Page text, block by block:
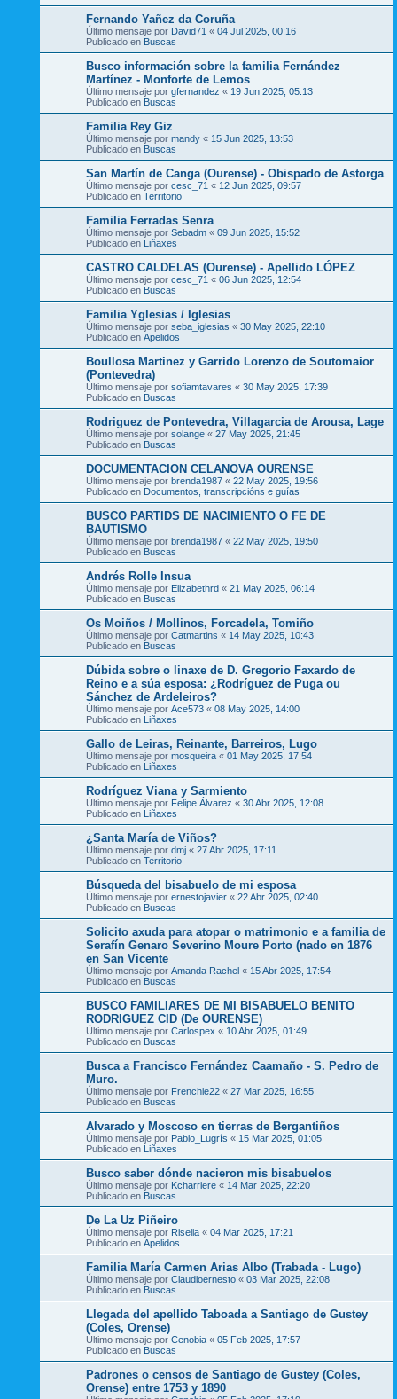
Fernando Yañez da Coruña
Último mensaje por David71 « 04 Jul 2025, 00:16
Publicado en Buscas
Busco información sobre la familia Fernández
Martínez - Monforte de Lemos
Último mensaje por gfernandez « 19 Jun 2025, 05:13
Publicado en Buscas
Familia Rey Giz
Último mensaje por mandy « 15 Jun 2025, 13:53
Publicado en Buscas
San Martín de Canga (Ourense) - Obispado de Astorga
Último mensaje por cesc_71 « 12 Jun 2025, 09:57
Publicado en Territorio
Familia Ferradas Senra
Último mensaje por Sebadm « 09 Jun 2025, 15:52
Publicado en Liñaxes
CASTRO CALDELAS (Ourense) - Apellido LÓPEZ
Último mensaje por cesc_71 « 06 Jun 2025, 12:54
Publicado en Buscas
Familia Yglesias / Iglesias
Último mensaje por seba_iglesias « 30 May 2025, 22:10
Publicado en Apelidos
Boullosa Martinez y Garrido Lorenzo de Soutomaior
(Pontevedra)
Último mensaje por sofiamtavares « 30 May 2025, 17:39
Publicado en Buscas
Rodriguez de Pontevedra, Villagarcia de Arousa, Lage
Último mensaje por solange « 27 May 2025, 21:45
Publicado en Buscas
DOCUMENTACION CELANOVA OURENSE
Último mensaje por brenda1987 « 22 May 2025, 19:56
Publicado en Documentos, transcripcións e guías
BUSCO PARTIDS DE NACIMIENTO O FE DE
BAUTISMO
Último mensaje por brenda1987 « 22 May 2025, 19:50
Publicado en Buscas
Andrés Rolle Insua
Último mensaje por Elizabethrd « 21 May 2025, 06:14
Publicado en Buscas
Os Moiños / Mollinos, Forcadela, Tomiño
Último mensaje por Catmartins « 14 May 2025, 10:43
Publicado en Buscas
Dúbida sobre o linaxe de D. Gregorio Faxardo de
Reino e a súa esposa: ¿Rodríguez de Puga ou
Sánchez de Ardeleiros?
Último mensaje por Ace573 « 08 May 2025, 14:00
Publicado en Liñaxes
Gallo de Leiras, Reinante, Barreiros, Lugo
Último mensaje por mosqueira « 01 May 2025, 17:54
Publicado en Liñaxes
Rodríguez Viana y Sarmiento
Último mensaje por Felipe Álvarez « 30 Abr 2025, 12:08
Publicado en Liñaxes
¿Santa María de Viños?
Último mensaje por dmj « 27 Abr 2025, 17:11
Publicado en Territorio
Búsqueda del bisabuelo de mi esposa
Último mensaje por ernestojavier « 22 Abr 2025, 02:40
Publicado en Buscas
Solicito axuda para atopar o matrimonio e a familia de
Serafín Genaro Severino Moure Porto (nado en 1876
en San Vicente
Último mensaje por Amanda Rachel « 15 Abr 2025, 17:54
Publicado en Buscas
BUSCO FAMILIARES DE MI BISABUELO BENITO
RODRIGUEZ CID (De OURENSE)
Último mensaje por Carlospex « 10 Abr 2025, 01:49
Publicado en Buscas
Busca a Francisco Fernández Caamaño - S. Pedro de
Muro.
Último mensaje por Frenchie22 « 27 Mar 2025, 16:55
Publicado en Buscas
Alvarado y Moscoso en tierras de Bergantiños
Último mensaje por Pablo_Lugrís « 15 Mar 2025, 01:05
Publicado en Liñaxes
Busco saber dónde nacieron mis bisabuelos
Último mensaje por Kcharriere « 14 Mar 2025, 22:20
Publicado en Buscas
De La Uz Piñeiro
Último mensaje por Riselia « 04 Mar 2025, 17:21
Publicado en Apelidos
Familia María Carmen Arias Albo (Trabada - Lugo)
Último mensaje por Claudioernesto « 03 Mar 2025, 22:08
Publicado en Buscas
Llegada del apellido Taboada a Santiago de Gustey
(Coles, Orense)
Último mensaje por Cenobia « 05 Feb 2025, 17:57
Publicado en Buscas
Padrones o censos de Santiago de Gustey (Coles,
Orense) entre 1753 y 1890